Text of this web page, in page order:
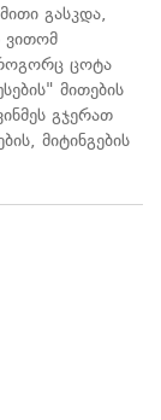
გასკდა,
ვითომ
ცოტა
მითების
გჯერათ
მიტინგების